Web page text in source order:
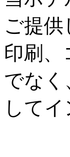
ご提
印刷
でな
して